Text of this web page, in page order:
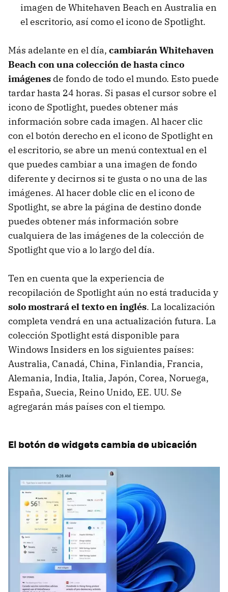
imagen de Whitehaven Beach en Australia en
el escritorio, así como el icono de Spotlight.
Más adelante en el día, cambiarán Whitehaven
Beach con una colección de hasta cinco
imágenes de fondo de todo el mundo. Esto puede
tardar hasta 24 horas. Si pasas el cursor sobre el
icono de Spotlight, puedes obtener más
información sobre cada imagen. Al hacer clic
con el botón derecho en el icono de Spotlight en
el escritorio, se abre un menú contextual en el
que puedes cambiar a una imagen de fondo
diferente y decirnos si te gusta o no una de las
imágenes. Al hacer doble clic en el icono de
Spotlight, se abre la página de destino donde
puedes obtener más información sobre
cualquiera de las imágenes de la colección de
Spotlight que vio a lo largo del día.
Ten en cuenta que la experiencia de
recopilación de Spotlight aún no está traducida y
solo mostrará el texto en inglés. La localización
completa vendrá en una actualización futura. La
colección Spotlight está disponible para
Windows Insiders en los siguientes países:
Australia, Canadá, China, Finlandia, Francia,
Alemania, India, Italia, Japón, Corea, Noruega,
España, Suecia, Reino Unido, EE. UU. Se
agregarán más países con el tiempo.
El botón de widgets cambia de ubicación